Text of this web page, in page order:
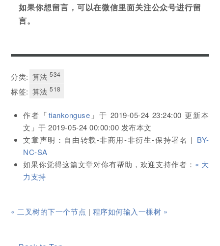
如果你想留言，可以在微信里面关注公众号进行留
言。
分类: 算法534
标签: 算法518
作者「tiankonguse 」于 2019-05-24 23:24:00 更新本
文」于2019-05-24 00:00:00 发布本文
文章声明：自由转载-非商用-非衍生-保持署名 | BY-
NC-SA
如果你觉得这篇文章对你有帮助，欢迎支持作者： « 大
力支持
« 二叉树的下一个节点 | 程序如何输入一棵树 »